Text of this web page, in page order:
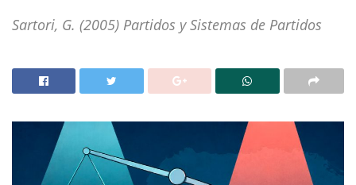
Sartori, G. (2005) Partidos y Sistemas de Partidos